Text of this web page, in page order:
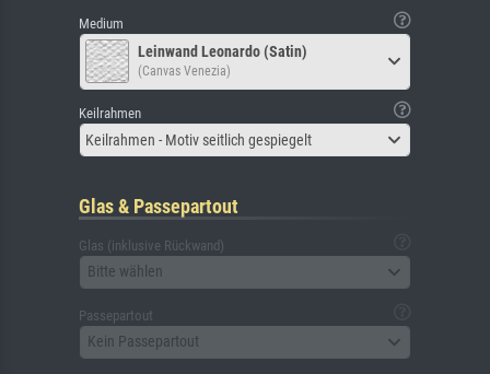
Medium
Leinwand Leonardo (Satin)
(Canvas Venezia)
Keilrahmen
Keilrahmen - Motiv seitlich gespiegelt
Glas & Passepartout
Glas (inklusive Rückwand)
Bitte wählen
Passepartout
Kein Passepartout